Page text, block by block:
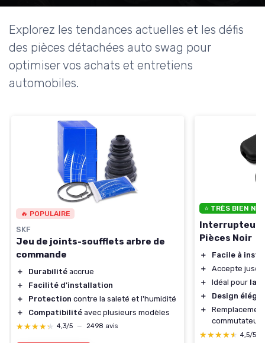
Explorez les tendances actuelles et les défis
des pièces détachées auto swag pour
optimiser vos achats et entretiens
automobiles.
🔥 POPULAIRE
SKF
Jeu de joints-soufflets arbre de
commande
＋ Durabilité accrue
＋
Facilité d'installation
＋
Protection contre la saleté et l'humidité
＋
Compatibilité avec plusieurs modèles
★★★★★
★★★★★ 4,3/5 — 2498 avis
⭐ TRÈS BIEN
Interrupteur
Pièces Noir
＋
Facile à
＋
Accepte
＋
Idéal pour
＋
Design
＋
commutateur
★★★★★
★★★★★ 4,5/5